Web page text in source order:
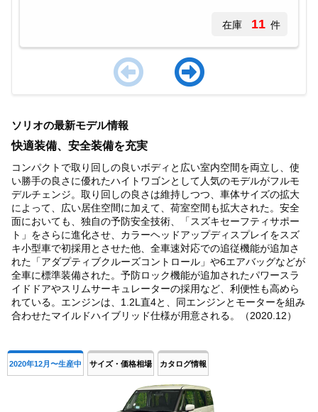
在庫 11 件
of
4
ソリオの最新モデル情報
快適装備、安全装備を充実
コンパクトで取り回しの良いボディと広い室内空間を両立し、使
い勝手の良さに優れたハイトワゴンとして人気のモデルがフルモ
デルチェンジ。取り回しの良さは維持しつつ、車体サイズの拡大
によって、広い居住空間に加えて、荷室空間も拡大された。安全
面においても、独自の予防安全技術、「スズキセーフティサポー
ト」をさらに進化させ、カラーヘッドアップディスプレイをスズ
キ小型車で初採用とさせた他、全車速対応での追従機能が追加さ
れた「アダプティブクルーズコントロール」や6エアバッグなどが
全車に標準装備された。予防ロック機能が追加されたパワースラ
イドドアやスリムサーキュレーターの採用など、利便性も高めら
れている。エンジンは、1.2L直4と、同エンジンとモーターを組み
合わせたマイルドハイブリッド仕様が用意される。（2020.12）
2020年12月〜生産中 サイズ・価格相場 カタログ情報